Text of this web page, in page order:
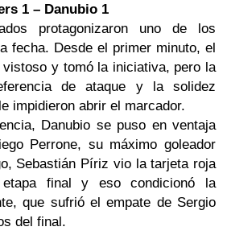
1 – Danubio 1
protagonizaron uno de los
fecha. Desde el primer minuto, el
y tomó la iniciativa, pero la
de ataque y la solidez
impidieron abrir el marcador.
Danubio se puso en ventaja
Perrone, su máximo goleador
Sebastián Píriz vio la tarjeta roja
final y eso condicionó la
que sufrió el empate de Sergio
del final.